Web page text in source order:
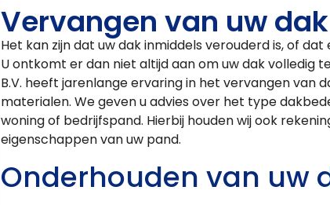
Vervangen van uw dak
Het kan zijn dat uw dak inmiddels verouderd is, of
U ontkomt er dan niet altijd aan om uw dak volledig
B.V. heeft jarenlange ervaring in het vervangen van
materialen. We geven u advies over het type
woning of bedrijfspand. Hierbij houden wij ook
eigenschappen van uw pand.
Onderhouden van uw